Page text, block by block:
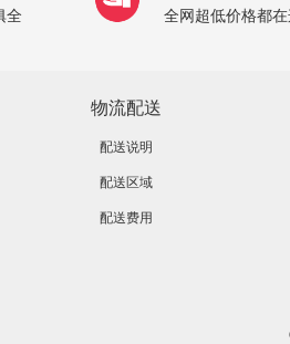
全 全网超低价格都
物流配送
配送说明
配送区域
配送费用